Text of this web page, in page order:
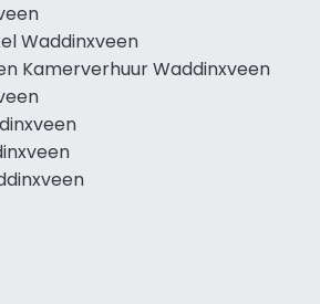
Waddinxveen
Kamerverhuur Waddinxveen